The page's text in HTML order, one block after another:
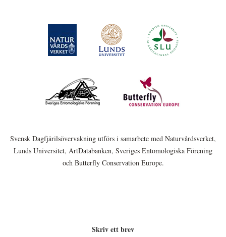
Svensk Dagfjärilsövervakning utförs i samarbete med Naturvårdsverket,
Lunds Universitet, ArtDatabanken, Sveriges Entomologiska Förening
och Butterfly Conservation Europe.
Skriv ett brev